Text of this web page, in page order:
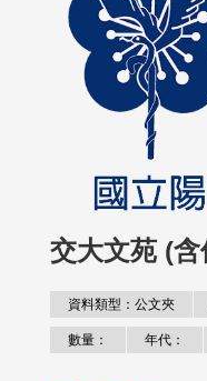
交大文苑 (含
資料類型：公文夾
數量： 年代：